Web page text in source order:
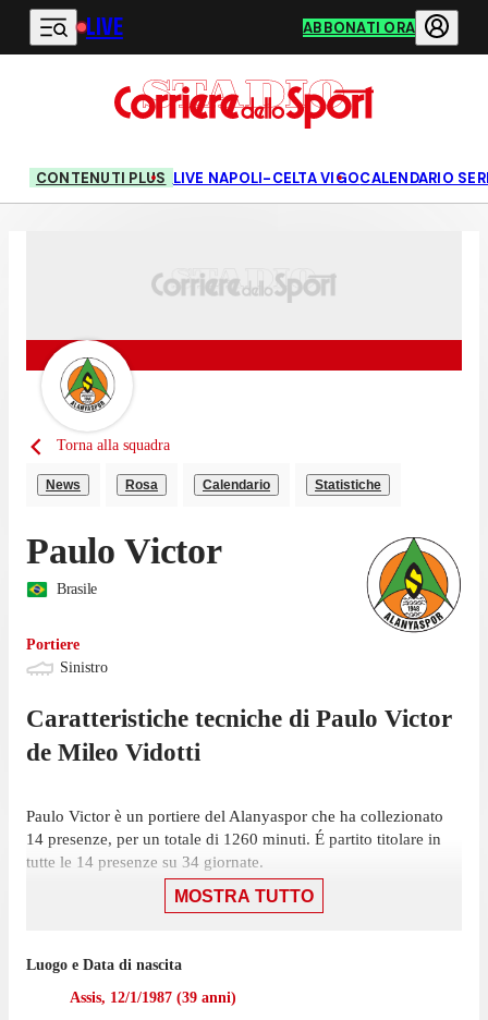
Vai al contenuto principale
LIVE ABBONATI ORA
CONTENUTI PLUS LIVE NAPOLI-CELTA VIGOCALENDARIO
Torna alla squadra
News Rosa Calendario Statistiche
Paulo Victor
Brasile
Portiere
Sinistro
Caratteristiche tecniche di Paulo Victor
de Mileo Vidotti
Paulo Victor è un portiere del Alanyaspor che ha collezionato
14 presenze, per un totale di 1260 minuti. É partito titolare in
tutte le 14 presenze su 34 giornate.
La sua ultima presenza in campionato è stata il 16 maggio, gara
porta inviolata in questa stagione.
Victor non ha giocato nemmeno una partita di Saudi League
MOSTRA TUTTO
Luogo e Data di nascita
Assis, 12/1/1987 (39 anni)